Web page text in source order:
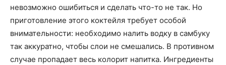
невозможно ошибиться и сделать что-то не так. Но
приготовление этого коктейля требует особой
внимательности: необходимо налить водку в самбуку
так аккуратно, чтобы слои не смешались. В противном
случае пропадает весь колорит напитка. Ингредиенты